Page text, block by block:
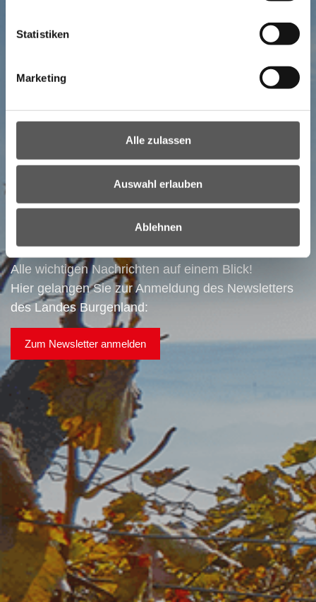
Statistiken
Marketing
Alle zulassen
Auswahl erlauben
Ablehnen
NEWSLETTER
Ihr direkter Draht ins Burgenland:
Bestellen Sie unseren Newsletter!
Alle wichtigen Nachrichten auf einem Blick!
Hier gelangen Sie zur Anmeldung des Newsletters
des Landes Burgenland:
Zum Newsletter anmelden